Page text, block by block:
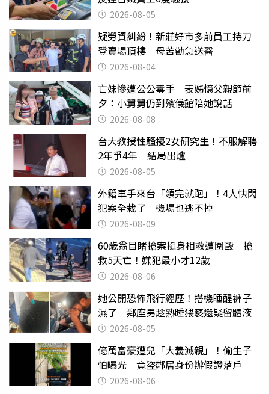
2026-08-05
疑勞資糾紛！新莊好市多前員工持刀
登賣場頂樓 母苦勸急送醫
2026-08-04
亡妹慘遭公公毒手 表姊憶父親節前
夕：小舅舅仍到殯儀館陪她說話
2026-08-08
台大教授性騷擾2女研究生！不服解聘
2年爭4年 結局出爐
2026-08-05
外籍車手來台「領完就跑」！4人快閃
犯案全栽了 機場也逃不掉
2026-08-09
60歲翁目睹搶案挺身相救遭圍毆 搶
救5天亡！嫌犯最小才12歲
2026-08-06
她公開恐怖飛行經歷！搭機睡醒褲子
濕了 鄰座男趁熟睡猥褻還疑留體液
2026-08-05
億萬富豪遭兒「大義滅親」！偷生子
怕曝光 竟盜鄰居身份辦假證落戶
2026-08-06